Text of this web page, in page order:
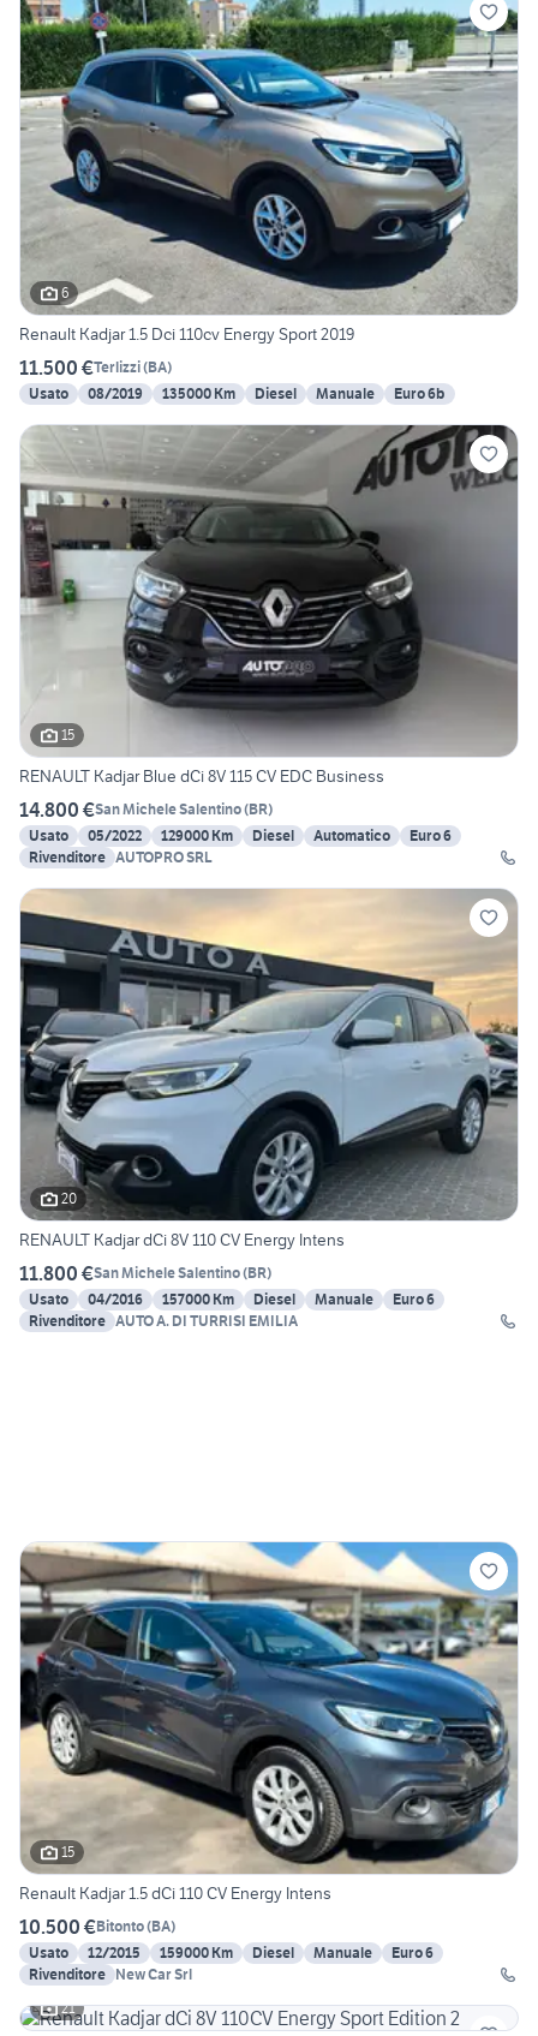
6
Renault Kadjar 1.5 Dci 110cv Energy Sport 2019
11.500 €Terlizzi(BA)
Usato
08/2019 135000 Km Diesel Manuale Euro 6b
15
RENAULT Kadjar Blue dCi 8V 115 CV EDC Business
14.800 €San Michele Salentino(BR)
Usato
05/2022 129000 Km Diesel Automatico
Euro 6
Rivenditore AUTOPRO SRL
20
RENAULT Kadjar dCi 8V 110 CV Energy Intens
11.800 €San Michele Salentino(BR)
Usato
04/2016 157000 Km Diesel Manuale
Euro 6
Rivenditore AUTO A. DI TURRISI EMILIA
15
Renault Kadjar 1.5 dCi 110 CV Energy Intens
10.500 €Bitonto(BA)
Usato
12/2015 159000 Km Diesel Manuale
Euro 6
Rivenditore New Car Srl
21